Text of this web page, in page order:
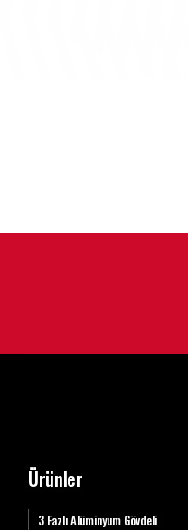
Ürünler
3 Fazlı Alüminyum Gövdeli